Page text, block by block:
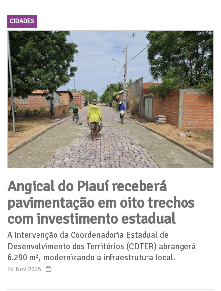
CIDADES
Angical do Piauí receberá
pavimentação em oito trechos
com investimento estadual
A intervenção da Coordenadoria Estadual de
Desenvolvimento dos Territórios (CDTER) abrangerá
6.290 m², modernizando a infraestrutura local.
24 Nov 2025